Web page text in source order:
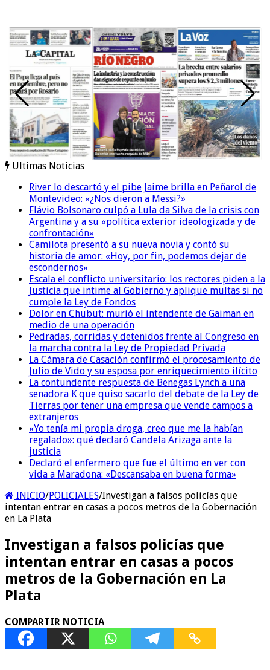
Ultimas Noticias
River lo descartó y el pibe Jaime brilla en Peñarol de
Montevideo: «¿Nos dieron a Messi?»
Flávio Bolsonaro culpó a Lula da Silva de la crisis con
Argentina y a su «política exterior ideologizada y de
confrontación»
Camilota presentó a su nueva novia y contó su
historia de amor: «Hoy, por fin, podemos dejar de
escondernos»
Escala el conflicto universitario: los rectores piden a la
Justicia que intime al Gobierno y aplique multas si no
cumple la Ley de Fondos
Dolor en Chubut: murió el intendente de Gaiman en
medio de una operación
Pedradas, corridas y detenidos frente al Congreso en
la marcha contra la Ley de Propiedad Privada
La Cámara de Casación confirmó el procesamiento de
Julio de Vido y su esposa por enriquecimiento ilícito
La contundente respuesta de Benegas Lynch a una
senadora K que quiso sacarlo del debate de la Ley de
Tierras por tener una empresa que vende campos a
extranjeros
«Yo tenía mi propia droga, creo que me la habían
regalado»: qué declaró Candela Arizaga ante la
justicia
Declaró el enfermero que fue el último en ver con
vida a Maradona: «Descansaba en buena forma»
INICIO/POLICIALES/Investigan a falsos policías que
intentan entrar en casas a pocos metros de la Gobernación
en La Plata
Investigan a falsos policías que
intentan entrar en casas a pocos
metros de la Gobernación en La
Plata
COMPARTIR NOTICIA